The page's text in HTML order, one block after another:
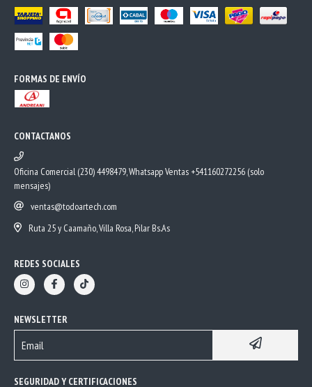
FORMAS DE ENVÍO
CONTACTANOS
Oficina Comercial (230) 4498479, Whatsapp Ventas +541160272256 (solo
mensajes)
ventas@todoartech.com
Ruta 25 y Caamaño, Villa Rosa, Pilar Bs.As
REDES SOCIALES
NEWSLETTER
SEGURIDAD Y CERTIFICACIONES